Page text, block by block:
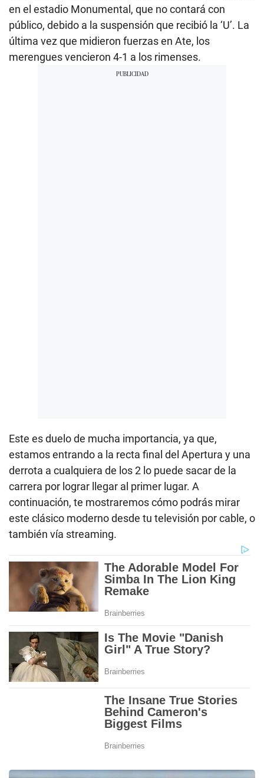
en el estadio Monumental, que no contará con
público, debido a la suspensión que recibió la ‘U’. La
última vez que midieron fuerzas en Ate, los
merengues vencieron 4-1 a los rimenses.
Este es duelo de mucha importancia, ya que,
estamos entrando a la recta final del Apertura y una
derrota a cualquiera de los 2 lo puede sacar de la
carrera por lograr llegar al primer lugar. A
continuación, te mostraremos cómo podrás mirar
este clásico moderno desde tu televisión por cable, o
también vía streaming.